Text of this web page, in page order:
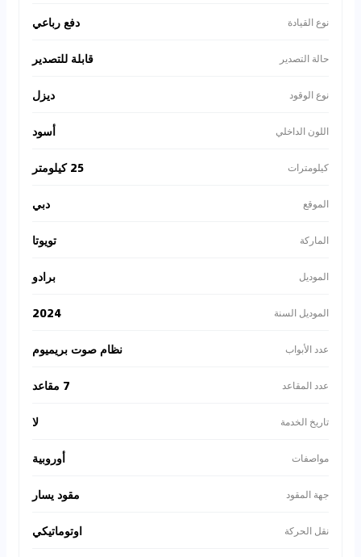
نوع القيادة دفع رباعي
حالة التصدير قابلة للتصدير
نوع الوقود ديزل
اللون الداخلي أسود
كيلومترات 25 كيلومتر
الموقع دبي
الماركة تويوتا
الموديل برادو
الموديل السنة 2024
عدد الأبواب نظام صوت بريميوم
عدد المقاعد 7 مقاعد
تاريخ الخدمة لا
مواصفات أوروبية
جهة المقود مقود يسار
نقل الحركة اوتوماتيكي